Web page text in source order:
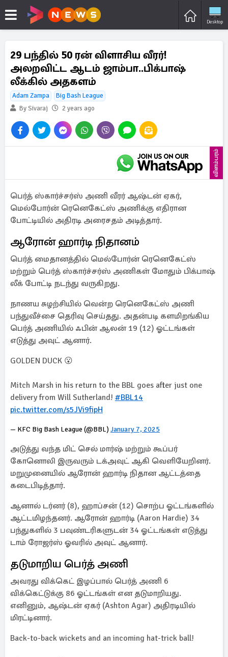
Desktop
29 பந்தில் 50 ரன் விளாசிய வீரர்!
அலறவிட்ட ஆடம் ஜாம்பா..பிக்பாஷ்
லீக்கில் அதகளம்
Adam Zampa
Big Bash League
By Sivaraj
2 years ago
விளம்பரம்
பெர்த் ஸ்கார்ச்சர்ஸ் அணி வீரர் ஆஷ்டன் ஏகர்,
மெல்போர்ன் ரெனெகேட்ஸ் அணிக்கு எதிரான
போட்டியில் அதிரடி அரைசதம் அடித்தார்.
ஆரோன் ஹார்டி நிதானம்
பெர்த் மைதானத்தில் மெல்போர்ன் ரெனெகேட்ஸ்
மற்றும் பெர்த் ஸ்கார்ச்சர்ஸ் அணிகள் மோதும் பிக்பாஷ்
லீக் போட்டி நடந்து வருகிறது.
நாணய சுழற்சியில் வென்ற ரெனெகேட்ஸ் அணி
பந்துவீச்சை தெரிவு செய்தது. அதன்படி களமிறங்கிய
பெர்த் அணியில் ஃபின் ஆலன் 19 (12) ஓட்டங்கள்
எடுத்து அவுட் ஆனார்.
GOLDEN DUCK 😮
Mitch Marsh in his return to the BBL goes after just one
delivery from Will Sutherland! #BBL14
pic.twitter.com/s5JVi9fipH
— KFC Big Bash League (@BBL) January 7, 2025
அடுத்து வந்த மிட் செல் மார்ஷ் மற்றும் கூப்பர்
கோனொலி இருவரும் டக்அவுட் ஆகி வெளியேறினர்.
மறுமுனையில் ஆரோன் ஹார்டி நிதான ஆட்டத்தை
கடைபிடித்தார்.
ஆனால் டர்னர் (8), ஹாப்சன் (12) சொற்ப ஓட்டங்களில்
ஆட்டமிழந்தனர். ஆரோன் ஹார்டி (Aaron Hardie) 34
பந்துகளில் 3 பவுண்டரிகளுடன் 34 ஓட்டங்கள் எடுத்து
டாம் ரோஜர்ஸ் ஓவரில் அவுட் ஆனார்.
தடுமாறிய பெர்த் அணி
அவரது விக்கெட் இழப்பால் பெர்த் அணி 6
விக்கெட்டுக்கு 86 ஓட்டங்கள் என தடுமாறியது.
எனினும், ஆஷ்டன் ஏகர் (Ashton Agar) அதிரடியில்
மிரட்டினார்.
Back-to-back wickets and an incoming hat-trick ball!